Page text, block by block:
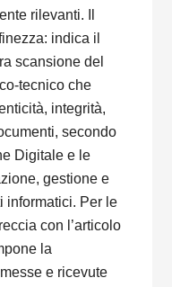
rilevanti. Il
indica il
scansione del
tecnico che
integrità,
secondo
Digitale e le
gestione e
informatici. Per le
con l’articolo
la
e ricevute